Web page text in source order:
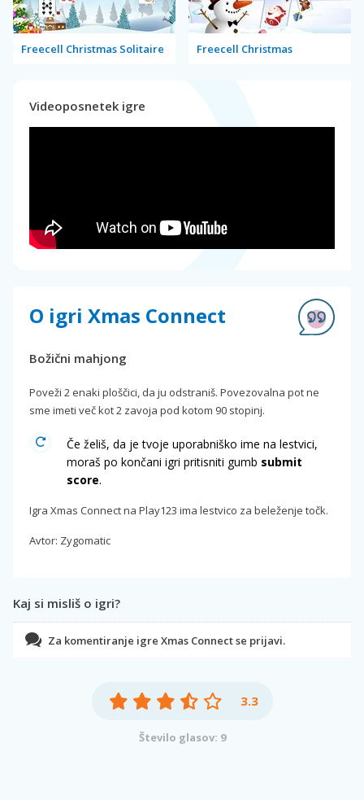
Freecell Christmas Solitaire Freecell Christmas
Videoposnetek igre
O igri Xmas Connect
Božični mahjong
Poveži 2 enaki ploščici, da ju odstraniš. Povezovalna pot ne
sme imeti več kot 2 zavoja pod kotom 90 stopinj.
Če želiš, da je tvoje uporabniško ime na lestvici,
moraš po končani igri pritisniti gumb submit
score.
Igra Xmas Connect na Play123 ima lestvico za beleženje točk.
Avtor: Zygomatic
Kaj si misliš o igri?
Za komentiranje igre Xmas Connect se prijavi.
3.3
Število glasov: 9